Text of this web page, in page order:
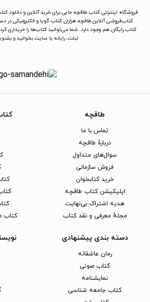
فروشگاه اینترنتی کتاب طاقچه جایی برای خرید آنلاین و دانلود
کتاب‌فروشی آنلاین طاقچه هزاران کتاب گویا و الکترونیکی
کتاب رایگان هم وجود دارد. شما می‌توانید کتاب‌ها را خریداری
تبلت، رایانه یا سایت بخوانید و
طاقچه
تماس با ما
دربارهٔ طاقچه
سوال‌های متداول
فروش سازمانی
خرید کتابخوان
اپلیکیشن کتاب طاقچه
هدیه اشتراک بی‌نهایت
مجلهٔ معرفی و نقد کتاب
کتاب
دسته بندی پیشنهادی
رمان عاشقانه
کتاب‌ صوتی
نمایشنامه
کتاب جامعه شناسی